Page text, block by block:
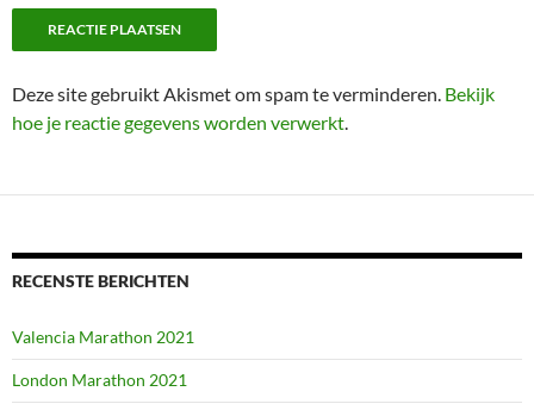
Deze site gebruikt Akismet om spam te verminderen. Bekijk
hoe je reactie gegevens worden verwerkt
RECENSTE BERICHTEN
Valencia Marathon 2021
London Marathon 2021